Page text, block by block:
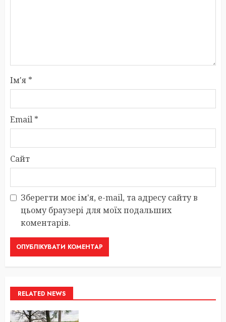
Ім'я *
Email *
Сайт
Зберегти моє ім'я, e-mail, та адресу сайту в
цьому браузері для моїх подальших
коментарів.
RELATED NEWS